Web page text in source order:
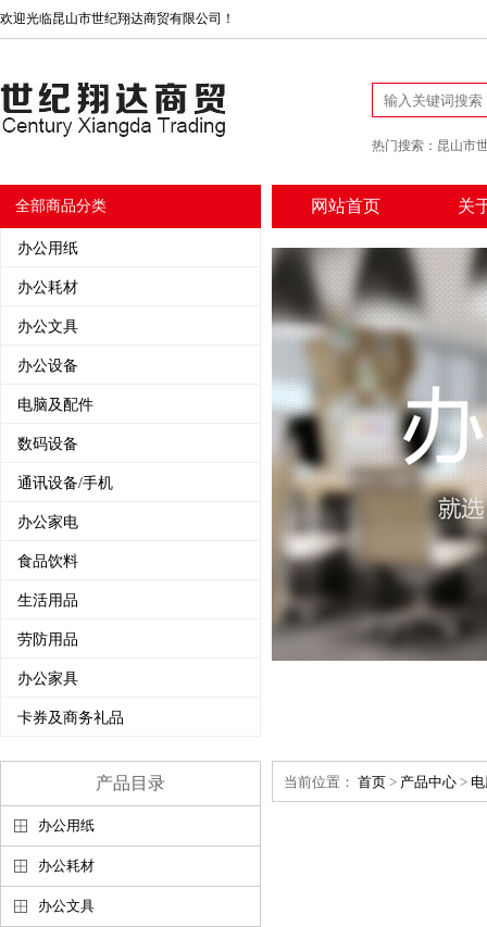
欢迎光临昆山市世纪翔达商贸有限公司！
热门搜索： 昆山市
全部商品分类
办公用纸
办公耗材
办公文具
办公设备
电脑及配件
数码设备
通讯设备/手机
办公家电
食品饮料
生活用品
劳防用品
办公家具
卡券及商务礼品
网站首页 关
产品目录
办公用纸
办公耗材
办公文具
当前位置： 首页 > 产品中心 >